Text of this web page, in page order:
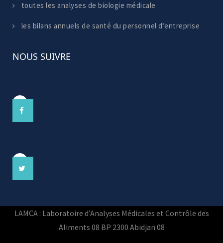
toutes les analyses de biologie médicale
les bilans annuels de santé du personnel d’entreprise
NOUS SUIVRE
LAMCA : Laboratoire d’Analyses Médicales et Contrôle des
Aliments 08 BP 2300 Abidjan 08